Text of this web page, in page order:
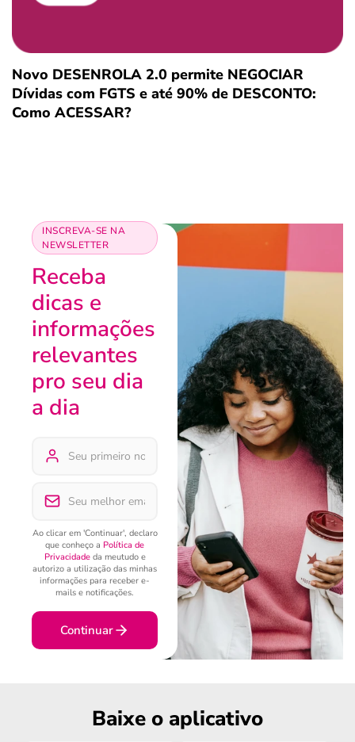
Novo DESENROLA 2.0 permite NEGOCIAR
Dívidas com FGTS e até 90% de DESCONTO:
Como ACESSAR?
INSCREVA-SE NA
NEWSLETTER
Receba
dicas e
informações
relevantes
pro seu dia
a dia
Ao clicar em 'Continuar', declaro
que conheço a Política de
Privacidadeda meutudo e
autorizo a utilização das minhas
informações para receber e-
mails e notificações.
Continuar
Baixe o aplicativo